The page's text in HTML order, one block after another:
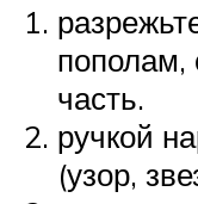
часть.
ручкой
(узор,